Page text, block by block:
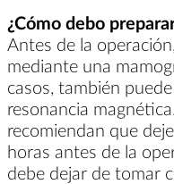
¿Cómo debo
Antes de la
mediante una
casos, también
resonancia
recomiendan que
horas antes de la
debe dejar de tomar